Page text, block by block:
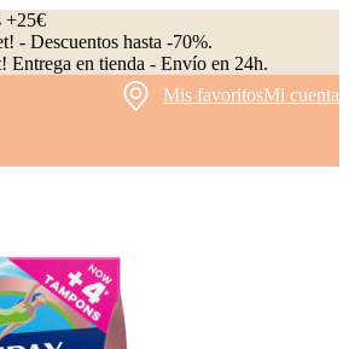
+25€
- Descuentos hasta -70%.
Entrega en tienda - Envío en 24h.
Mis favoritosMi cuenta